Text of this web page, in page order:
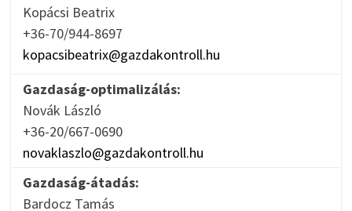
Kopácsi Beatrix
+36-70/944-8697
kopacsibeatrix@gazdakontroll.hu
Gazdaság-optimalizálás:
Novák László
+36-20/667-0690
novaklaszlo@gazdakontroll.hu
Gazdaság-átadás:
Bardocz Tamás